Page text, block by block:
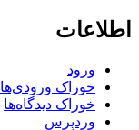
اطلاعات
ورود
خوراک ورودی‌ها
خوراک دیدگاه‌ها
وردپرس